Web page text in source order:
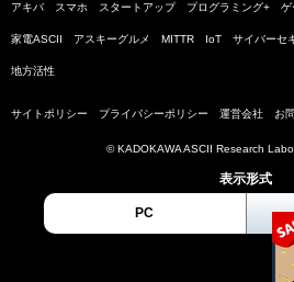
アキバ スマホ スタートアップ プログラミング+ ゲ
家電ASCII アスキーグルメ MITTR IoT サイバーセ
地方活性
サイトポリシー プライバシーポリシー 運営会社 お
© KADOKAWA ASCII Research
表示形式
PC